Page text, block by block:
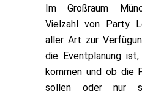
Im Großraum
Vielzahl von Party
aller Art zur
die Eventplanung
kommen und ob die
sollen oder nur